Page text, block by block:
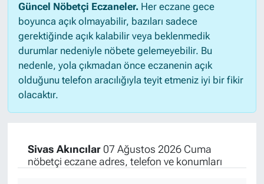
Güncel Nöbetçi Eczaneler.Her eczane gece
boyunca açık olmayabilir, bazıları sadece
gerektiğinde açık kalabilir veya beklenmedik
durumlar nedeniyle nöbete gelemeyebilir. Bu
nedenle, yola çıkmadan önce eczanenin açık
olduğunu telefon aracılığıyla teyit etmeniz iyi bir fikir
olacaktır.
Sivas Akıncılar07 Ağustos 2026 Cuma
nöbetçi eczane adres, telefon ve konumları